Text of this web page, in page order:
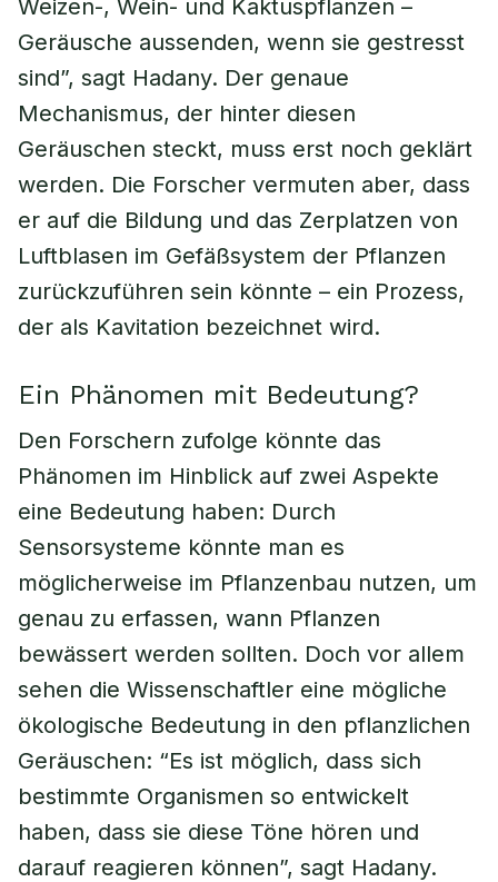
Weizen-, Wein- und Kaktuspflanzen –
Geräusche aussenden, wenn sie gestresst
sind”, sagt Hadany. Der genaue
Mechanismus, der hinter diesen
Geräuschen steckt, muss erst noch geklärt
werden. Die Forscher vermuten aber, dass
er auf die Bildung und das Zerplatzen von
Luftblasen im Gefäßsystem der Pflanzen
zurückzuführen sein könnte – ein Prozess,
der als Kavitation bezeichnet wird.
Ein Phänomen mit Bedeutung?
Den Forschern zufolge könnte das
Phänomen im Hinblick auf zwei Aspekte
eine Bedeutung haben: Durch
Sensorsysteme könnte man es
möglicherweise im Pflanzenbau nutzen, um
genau zu erfassen, wann Pflanzen
bewässert werden sollten. Doch vor allem
sehen die Wissenschaftler eine mögliche
ökologische Bedeutung in den pflanzlichen
Geräuschen: “Es ist möglich, dass sich
bestimmte Organismen so entwickelt
haben, dass sie diese Töne hören und
darauf reagieren können”, sagt Hadany.